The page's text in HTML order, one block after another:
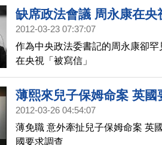
導。
缺席政法會議 周永康在央
2012-03-23 07:37:07
作為中央政法委書記的周永康卻
在央視「被寫信」
薄熙來兒子保姆命案 英國
2012-03-26 04:54:07
薄免職 意外牽扯兒子保姆命案 英
國要求調查